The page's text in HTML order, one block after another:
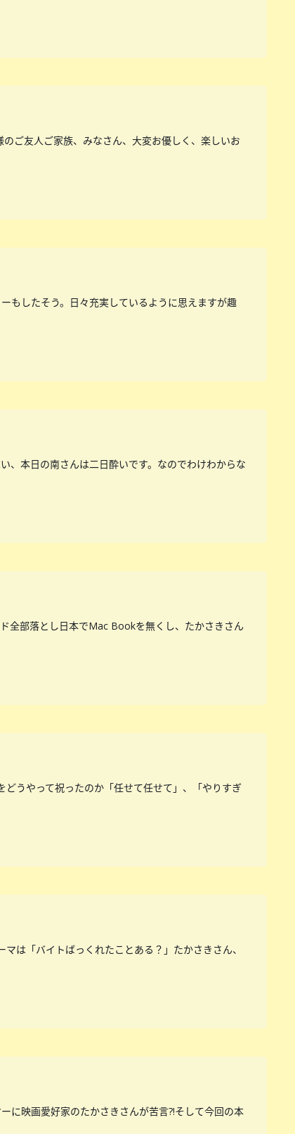
ご友人ご家族、みなさん、大変お優しく、楽しいお
もしたそう。日々充実しているように思えますが趣
、本日の南さんは二日酔いです。なのでわけわからな
全部落とし日本でMac Bookを無くし、たかさきさん
うやって祝ったのか「任せて任せて」、「やりすぎ
は「バイトばっくれたことある？」たかさきさん、
に映画愛好家のたかさきさんが苦言?!そして今回の本